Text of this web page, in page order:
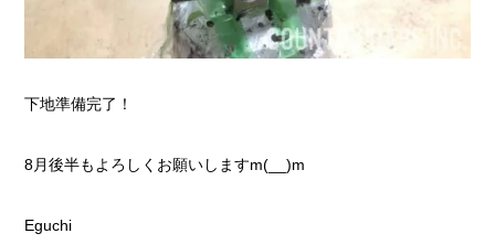
下地準備完了！
8月後半もよろしくお願いしますm(__)m
Eguchi